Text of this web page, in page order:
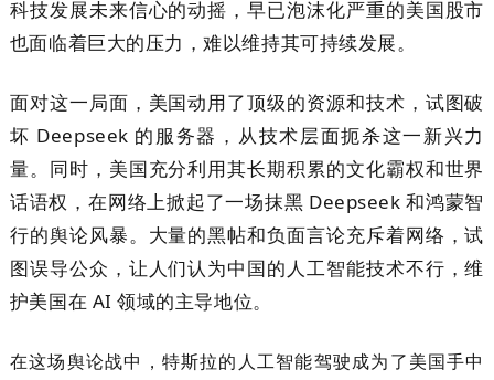
科技发展未来信心的动摇，早已泡沫化严重的美国股市
也面临着巨大的压力，难以维持其可持续发展。
面对这一局面，美国动用了顶级的资源和技术，试图破
坏 Deepseek 的服务器，从技术层面扼杀这一新兴力
量。同时，美国充分利用其长期积累的文化霸权和世界
话语权，在网络上掀起了一场抹黑 Deepseek 和鸿蒙智
行的舆论风暴。大量的黑帖和负面言论充斥着网络，试
图误导公众，让人们认为中国的人工智能技术不行，维
护美国在 AI 领域的主导地位。
在这场舆论战中，特斯拉的人工智能驾驶成为了美国手中